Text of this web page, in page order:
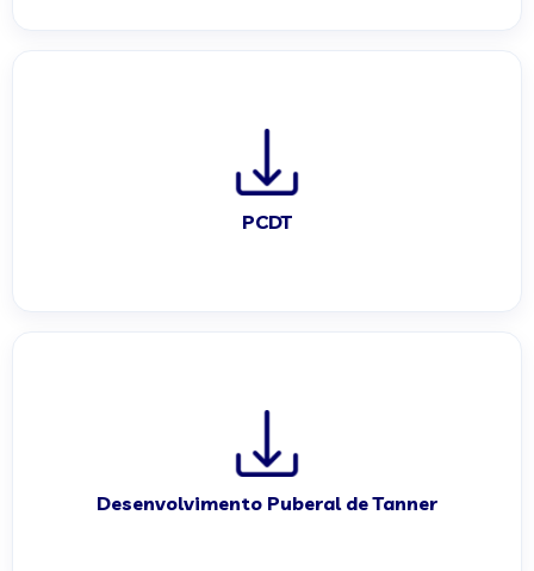
PCDT
Desenvolvimento Puberal de Tanner